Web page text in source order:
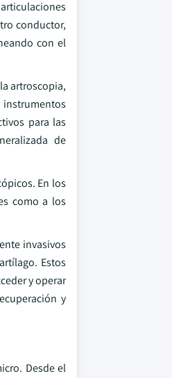
conductor,
con el
artroscopia,
para las
de
En los
como a los
invasivos
Estos
y operar
y
Desde el